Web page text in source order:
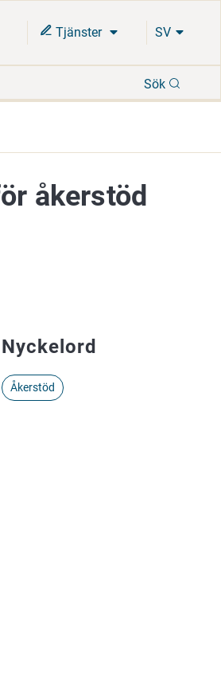
Tjänster SV
Sök
åkerstöd
Nyckelord
Åkerstöd